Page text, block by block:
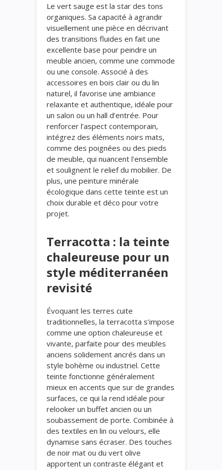
Le vert sauge est la star des tons
organiques. Sa capacité à agrandir
visuellement une pièce en décrivant
des transitions fluides en fait une
excellente base pour peindre un
meuble ancien, comme une commode
ou une console. Associé à des
accessoires en bois clair ou du lin
naturel, il favorise une ambiance
relaxante et authentique, idéale pour
un salon ou un hall d’entrée. Pour
renforcer l’aspect contemporain,
intégrez des éléments noirs mats,
comme des poignées ou des pieds
de meuble, qui nuancent l’ensemble
et soulignent le relief du mobilier. De
plus, une peinture minérale
écologique dans cette teinte est un
choix durable et déco pour votre
projet.
Terracotta : la teinte
chaleureuse pour un
style méditerranéen
revisité
Évoquant les terres cuite
traditionnelles, la terracotta s’impose
comme une option chaleureuse et
vivante, parfaite pour des meubles
anciens solidement ancrés dans un
style bohème ou industriel. Cette
teinte fonctionne généralement
mieux en accents que sur de grandes
surfaces, ce qui la rend idéale pour
relooker un buffet ancien ou un
soubassement de porte. Combinée à
des textiles en lin ou velours, elle
dynamise sans écraser. Des touches
de noir mat ou du vert olive
apportent un contraste élégant et